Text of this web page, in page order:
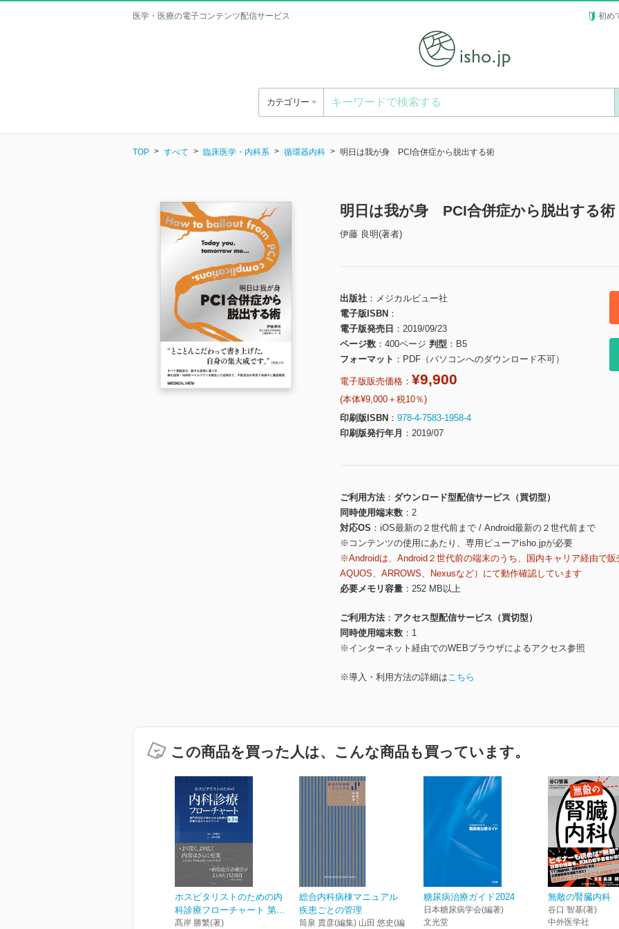
医学・医療の電子コンテンツ配信サービス 初め
カテゴリー
TOP すべて 臨床医学・内科系 循環器内科 明日は我が身 PCI合併症から脱出する術
明日は我が身 PCI合併症から脱出する術
伊藤 良明(著者)
出版社
メジカルビュー社
電子版ISBN
電子版発売日
2019/09/23
ページ数
400ページ 判型
B5
フォーマット
PDF（パソコンへのダウンロード不可）
電子版販売価格： ¥9,900
(本体¥9,000＋税10％)
印刷版ISBN
978-4-7583-1958-4
印刷版発行年月
2019/07
ご利用方法
ダウンロード型配信サービス（買切型）
同時使用端末数
2
対応OS
iOS最新の２世代前まで / Android最新の２世代前まで
※コンテンツの使用にあたり、専用ビューアisho.jpが必要
※Androidは、Android２世代前の端末のうち、国内キャリア経由で
AQUOS、ARROWS、Nexusなど）にて動作確認しています
必要メモリ容量
252 MB以上
ご利用方法
アクセス型配信サービス（買切型）
同時使用端末数
1
※インターネット経由でのWEBブラウザによるアクセス参照
※導入・利用方法の詳細はこちら
この商品を買った人は、こんな商品も買っています。
ホスピタリストのための内
科診療フローチャート 第...
髙岸 勝繁(著)
総合内科病棟マニュアル
疾患ごとの管理
筒泉 貴彦(編集) 山田 悠史(編
糖尿病治療ガイド2024
日本糖尿病学会(編著)
文光堂
無敵の腎臓内科
谷口 智基(著)
中外医学社